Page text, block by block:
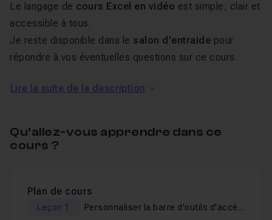
Le langage de cours Excel en vidéo est simple, clair et
accessible à tous.
Je reste disponible dans le salon d'entraide pour
répondre à vos éventuelles questions sur ce cours.
Lire la suite de la description
Qu’allez-vous apprendre dans ce
cours ?
Plan de cours
Leçon 1 Personnaliser la barre d'outils d'accès rapide